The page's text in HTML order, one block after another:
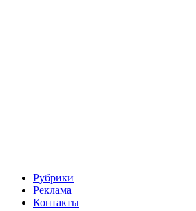
Рубрики
Реклама
Контакты